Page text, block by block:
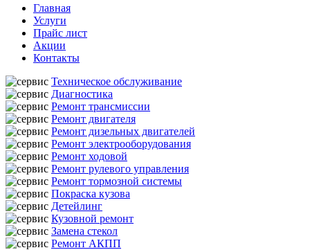
Главная
Услуги
Прайс лист
Акции
Контакты
Техническое обслуживание
Диагностика
Ремонт трансмиссии
Ремонт двигателя
Ремонт дизельных двигателей
Ремонт электрооборудования
Ремонт ходовой
Ремонт рулевого управления
Ремонт тормозной системы
Покраска кузова
Детейлинг
Кузовной ремонт
Замена стекол
Ремонт АКПП